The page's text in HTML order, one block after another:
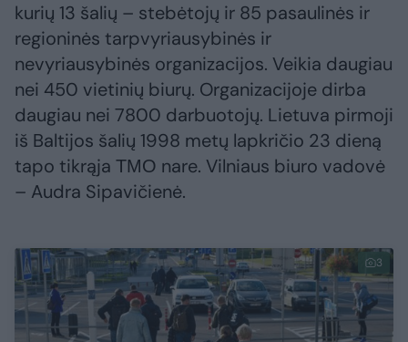
kurių 13 šalių – stebėtojų ir 85 pasaulinės ir
regioninės tarpvyriausybinės ir
nevyriausybinės organizacijos. Veikia daugiau
nei 450 vietinių biurų. Organizacijoje dirba
daugiau nei 7800 darbuotojų. Lietuva pirmoji
iš Baltijos šalių 1998 metų lapkričio 23 dieną
tapo tikrąja ТМО nare. Vilniaus biuro vadovė
– Audra Sipavičienė.
3